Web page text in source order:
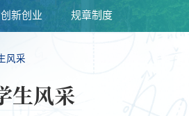
创新创业 规章制度
生风采
风采